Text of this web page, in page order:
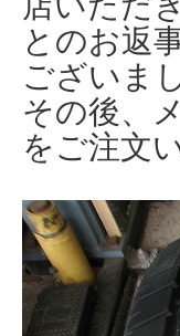
とのお返
ございま
その後、
をご注文